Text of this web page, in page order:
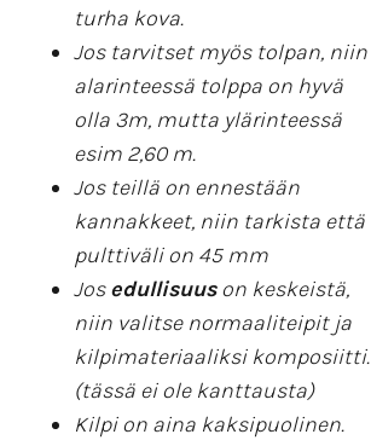
turha kova.
Jos tarvitset myös tolpan, niin
alarinteessä tolppa on hyvä
olla 3m, mutta ylärinteessä
esim 2,60 m.
Jos teillä on ennestään
kannakkeet, niin tarkista että
pulttiväli on 45 mm
Josedullisuuson keskeistä,
niin valitse normaaliteipit ja
kilpimateriaaliksi komposiitti.
(tässä ei ole kanttausta)
Kilpi on aina kaksipuolinen.